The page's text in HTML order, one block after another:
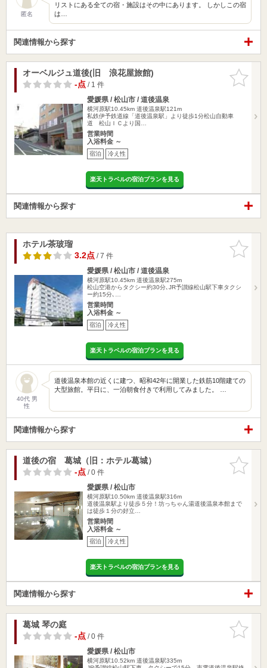
匿名
リストにある全ての宿・施設はその中にあります。 しかしこの宿
は…
関連情報から探す
お気に入
りに追加
オーベルジュ道後(旧 浪花屋旅館)
-点/ 1 件
愛媛県 / 松山市 / 道後温泉
横河原駅10.45km 道後温泉駅121m
私鉄伊予鉄道線「道後温泉駅」より徒歩1分松山自動車
道 松山ＩＣより国…
営業時間
入浴料金 ～
宿泊 冷え性
楽天トラベルの宿泊プランを見る
関連情報から探す
お気に入
りに追加
ホテル茶玻瑠
3.2点/ 7 件
愛媛県 / 松山市 / 道後温泉
横河原駅10.45km 道後温泉駅275m
松山空港からタクシー約30分､JR予讃線松山駅下車タクシ
ー約15分､…
営業時間
入浴料金 ～
宿泊 冷え性
楽天トラベルの宿泊プランを見る
40代 男
性
道後温泉本館の近くに建つ、昭和42年に開業した鉄筋10階建ての
大型旅館。平日に、一泊朝食付きで利用してみました。 …
関連情報から探す
お気に入
りに追加
道後の宿 葛城（旧：ホテル葛城）
-点/ 0 件
愛媛県 / 松山市
横河原駅10.50km 道後温泉駅316m
道後温泉駅より徒歩５分！坊っちゃん湯道後温泉本館まで
は徒歩１分の好立…
営業時間
入浴料金 ～
宿泊 冷え性
楽天トラベルの宿泊プランを見る
関連情報から探す
お気に入
りに追加
葛城 琴の庭
-点/ 0 件
愛媛県 / 松山市
横河原駅10.52km 道後温泉駅335m